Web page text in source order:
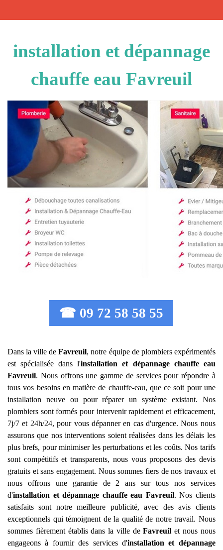
installation et dépannage
chauffe eau Favreuil
☎ 09 72 58 58 55
Dans la ville deFavreuil, notre équipe de plombiers expérimentés
est spécialisée dans l'installation et dépannage chauffe eau
Favreuil. Nous offrons une gamme de services pour répondre à
tous vos besoins en matière de chauffe-eau, que ce soit pour une
installation neuve ou pour réparer un système existant. Nos
plombiers sont formés pour intervenir rapidement et efficacement,
7j/7 et 24h/24, pour vous dépanner en cas d'urgence. Nous nous
assurons que nos interventions soient réalisées dans les délais les
plus brefs, pour minimiser les perturbations et les coûts. Nos tarifs
sont compétitifs et transparents, nous vous proposons des devis
gratuits et sans engagement. Nous sommes fiers de nos travaux et
nous offrons une garantie de 2 ans sur tous nos services
d'installation et dépannage chauffe eau Favreuil. Nos clients
satisfaits sont notre meilleure publicité, avec des avis clients
exceptionnels qui témoignent de la qualité de notre travail. Nous
sommes fièrement établis dans la ville deFavreuil et nous nous
engageons à fournir des services d'installation et dépannage